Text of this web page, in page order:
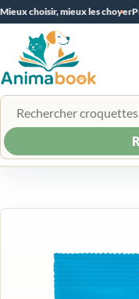
Mieux choisir, mieux les choyer
Rechercher un produit